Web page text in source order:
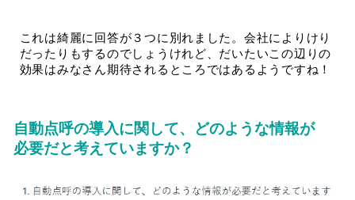
これは綺麗に回答が３つに別れました。会社によりけり
だったりもするのでしょうけれど、だいたいこの辺りの
効果はみなさん期待されるところではあるようですね！
自動点呼の導入に関して、どのような情報が
必要だと考えていますか？